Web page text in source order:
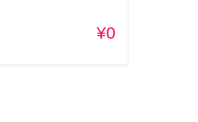
¥0